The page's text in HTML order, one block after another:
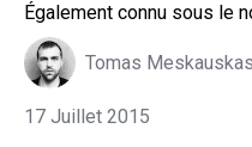
Également connu sous le
Tomas Meskauskas
17 Juillet 2015